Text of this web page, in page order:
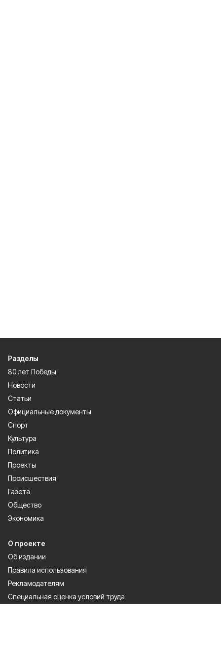
Разделы
80 лет Победы
Новости
Статьи
Официальные документы
Спорт
Культура
Политика
Проекты
Происшествия
Газета
Общество
Экономика
О проекте
Об издании
Правила использования
Рекламодателям
Специальная оценка условий труда